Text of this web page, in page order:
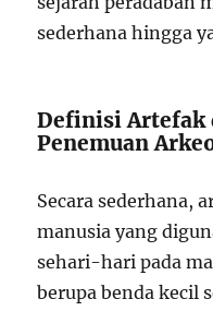
sederhana hingga
Definisi Artefak
Penemuan
Secara sederhana,
manusia yang
sehari-hari pada
berupa benda kecil